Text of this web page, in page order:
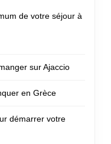
de votre séjour à
sur Ajaccio
en Grèce
démarrer votre